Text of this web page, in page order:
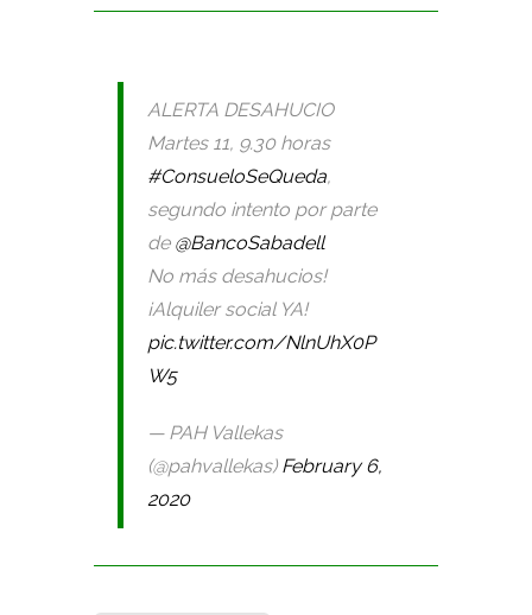
ALERTA DESAHUCIO
Martes 11, 9.30 horas
#ConsueloSeQueda,
segundo intento por parte
de @BancoSabadell
No más desahucios!
¡Alquiler social YA!
pic.twitter.com/NlnUhX0P
W5
— PAH Vallekas
(@pahvallekas) February 6,
2020